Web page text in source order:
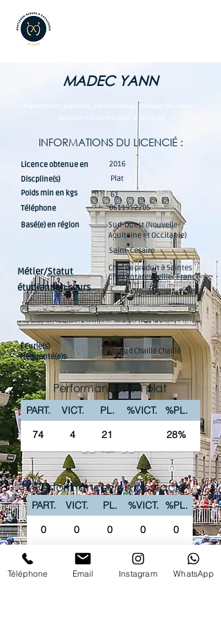
MADEC YANN
Présentation, parcours, performances, meilleurs souvenirs...
Ma victoire à Saint-Brieuc le 01/10/23
INFORMATIONS DU LICENCIÉ :
Licence obtenue en
2016
Discpline(s)
Plat
Poids min en kgs
61
Téléphone
0611952205
Basé(e) en région
Sud-Ouest (Nouvelle-
Aquitaine et Occitanie)
Saint-Cesaire
Métier/Statut
étudiant en cours
Chef de produit à Saintes
chez Antares Sellier France
Écurie(s)
fréquenté(e)s
Arnaud Chaillé Chaillé
Performances en plat
PART. VICT. PL. %VICT.
%PL.
74
4 21 28%
Performances en obstacle
PART. VICT. PL. %VICT.
%PL.
0
0 0 0 0
La chaîne Youtube du Club vous propose
'intégralité des courses PREMIUM en replay !
Téléphone Email Instagram WhatsApp